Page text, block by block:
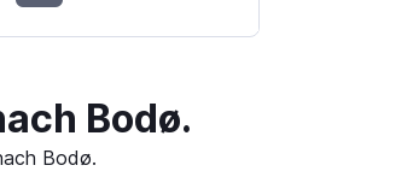
Bodø.
Bodø.